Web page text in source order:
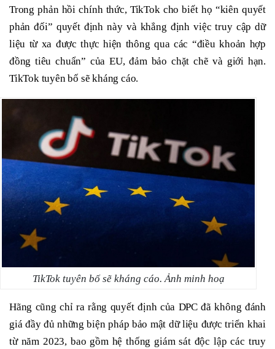
Trong phản hồi chính thức, TikTok cho biết họ “kiên quyết
phản đối” quyết định này và khẳng định việc truy cập dữ
liệu từ xa được thực hiện thông qua các “điều khoản hợp
đồng tiêu chuẩn” của EU, đảm bảo chặt chẽ và giới hạn.
TikTok tuyên bố sẽ kháng cáo.
TikTok tuyên bố sẽ kháng cáo. Ảnh minh hoạ
Hãng cũng chỉ ra rằng quyết định của DPC đã không đánh
giá đầy đủ những biện pháp bảo mật dữ liệu được triển khai
từ năm 2023, bao gồm hệ thống giám sát độc lập các truy